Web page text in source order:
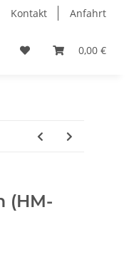
Kontakt Anfahrt
0,00 €
(HM-